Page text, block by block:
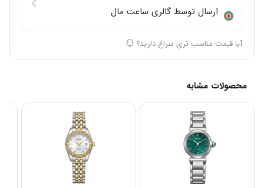
ارسال توسط گالری ساعت مال
آیا قیمت مناسب تری سراغ دارید؟
محصولات مشابه